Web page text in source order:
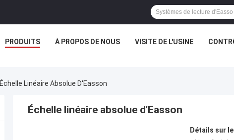
PRODUITS À PROPOS DE NOUS VISITE DE L'USINE
Échelle Linéaire Absolue D'Easson
Échelle linéaire absolue d'Easson
Détails sur